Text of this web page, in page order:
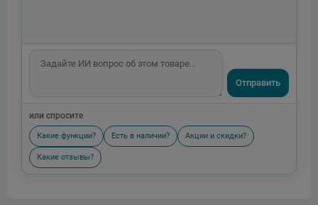
Отправить
или спросите
Какие функции? Есть в наличии? Акции и скидки?
Какие отзывы?